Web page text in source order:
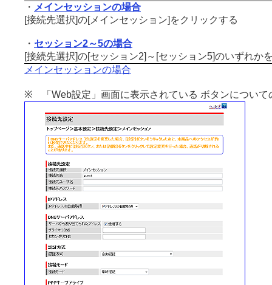
・ メインセッションの場合
[接続先選択]の[メインセッション]をクリックする
・ セッション2～5の場合
[接続先選択]の[セッション2]～[セッション5]のいずれか
メインセッションの場合
※ 「Web設定」画面に表示されている ボタンについて